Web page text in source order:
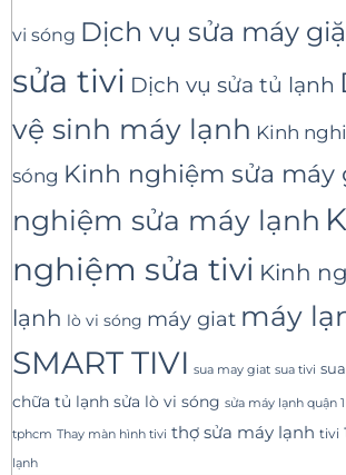
vi sóng Dịch vụ sửa máy
sửa tivi Dịch vụ sửa tủ lạnh
vệ sinh máy lạnh Kinh
sóng Kinh nghiệm sửa máy
nghiệm sửa máy lạnh
nghiệm sửa tivi Kinh
lạnh lò vi sóng máy giat máy
SMART TIVI sua may giat sua tivi
chữa tủ lạnh sửa lò vi sóng sửa máy lạnh quận 1
tphcm Thay màn hình tivi thợ sửa máy lạnh tivi
lạnh